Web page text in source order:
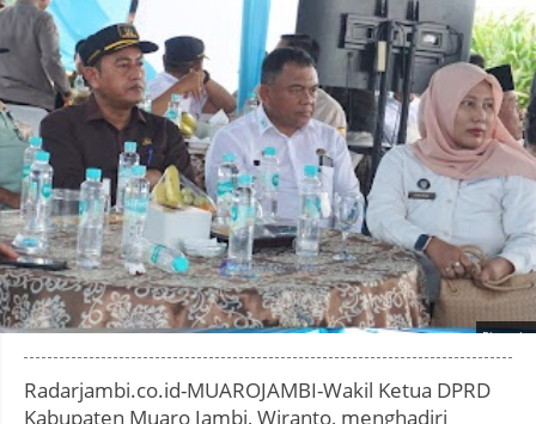
Photo by
Radarjambi.co.id-MUAROJAMBI-Wakil Ketua DPRD
Kabupaten Muaro Jambi, Wiranto, menghadiri